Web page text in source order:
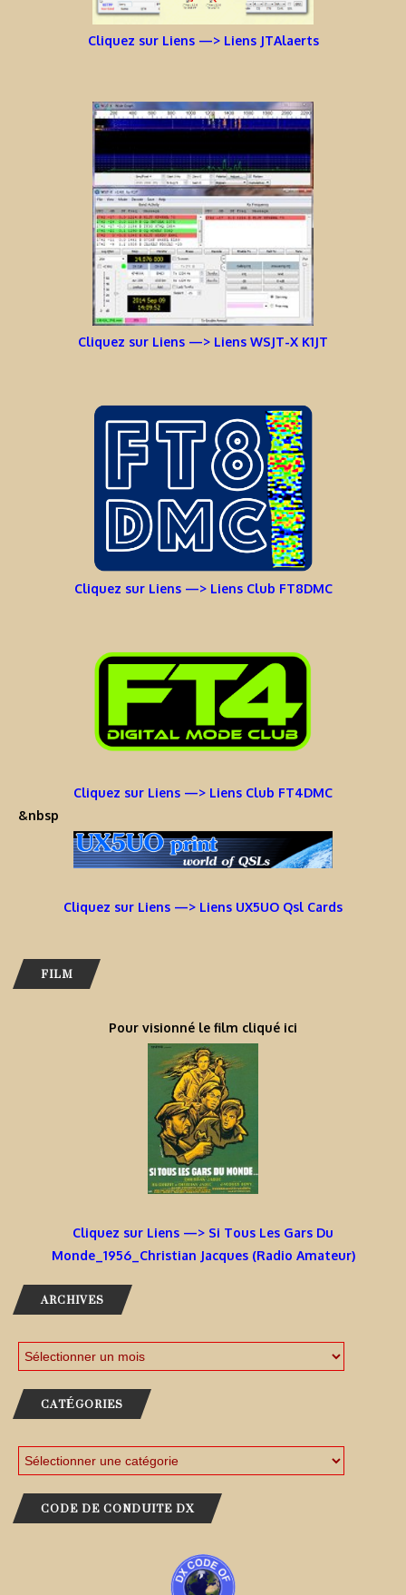
Cliquez sur Liens —> Liens JTAlaerts
Cliquez sur Liens —> Liens WSJT-X K1JT
Cliquez sur Liens —> Liens Club FT8DMC
Cliquez sur Liens —> Liens Club FT4DMC
&nbsp
Cliquez sur Liens —> Liens UX5UO Qsl Cards
FILM
Pour visionné le film cliqué ici
Cliquez sur Liens —> Si Tous Les Gars Du
Monde_1956_Christian Jacques (Radio Amateur)
ARCHIVES
CATÉGORIES
CODE DE CONDUITE DX